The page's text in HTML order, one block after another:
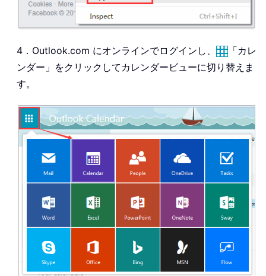
4．Outlook.com にオンラインでログインし、
「カレ
ンダー」をクリックしてカレンダービューに切り替えま
す。